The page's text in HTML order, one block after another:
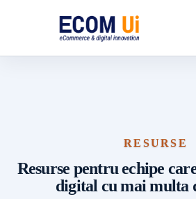
RESURSE
Resurse pentru echipe
digital cu mai multa